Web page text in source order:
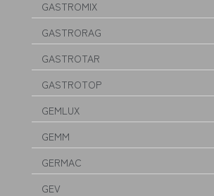
GASTROMIX
GASTRORAG
GASTROTAR
GASTROTOP
GEMLUX
GEMM
GERMAC
GEV